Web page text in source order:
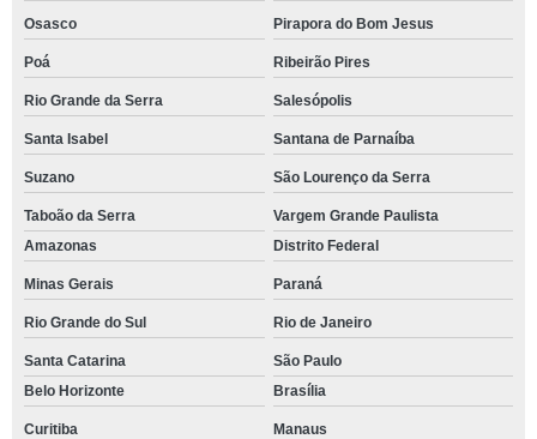
Osasco Pirapora do Bom Jesus
Poá Ribeirão Pires
Rio Grande da Serra Salesópolis
Santa Isabel Santana de Parnaíba
Suzano São Lourenço da Serra
Taboão da Serra
Vargem Grande Paulista
Amazonas
Distrito Federal
Minas Gerais Paraná
Rio Grande do Sul Rio de Janeiro
Santa Catarina
São Paulo
Belo Horizonte
Brasília
Curitiba Manaus